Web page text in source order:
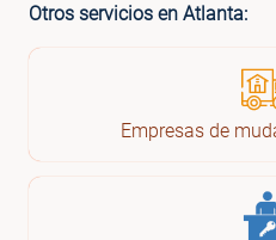
Otros servicios en Atlanta:
Empresas de